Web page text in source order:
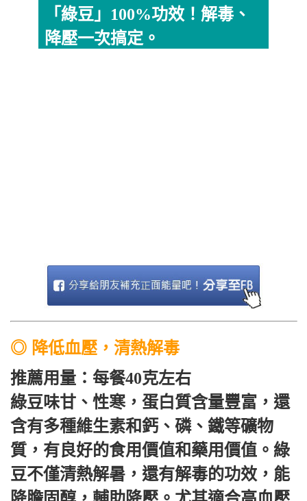
「綠豆」100%功效！解毒、
降壓一次搞定。
◎ 降低血壓，清熱解毒
推薦用量：每餐40克左右
綠豆味甘、性寒，蛋白質含量豐富，還
含有多種維生素和鈣、磷、鐵等礦物
質，有良好的食用價值和藥用價值。綠
豆不僅清熱解暑，還有解毒的功效，能